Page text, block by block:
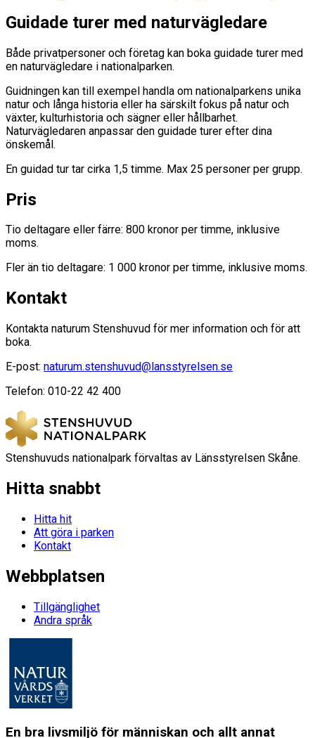
Guidade turer med naturvägledare
Både privatpersoner och företag kan boka guidade turer med
en naturvägledare i nationalparken.
Guidningen kan till exempel handla om nationalparkens unika
natur och långa historia eller ha särskilt fokus på natur och
växter, kulturhistoria och sägner eller hållbarhet.
Naturvägledaren anpassar den guidade turer efter dina
önskemål.
En guidad tur tar cirka 1,5 timme. Max 25 personer per grupp.
Pris
Tio deltagare eller färre: 800 kronor per timme, inklusive
moms.
Fler än tio deltagare: 1 000 kronor per timme, inklusive moms.
Kontakt
Kontakta naturum Stenshuvud för mer information och för att
boka.
E-post: naturum.stenshuvud@lansstyrelsen.se
Telefon: 010-22 42 400
Stenshuvuds nationalpark förvaltas av Länsstyrelsen Skåne.
Hitta snabbt
Hitta hit
Att göra i parken
Kontakt
Webbplatsen
Tillgänglighet
Andra språk
En bra livsmiljö för människan och allt annat